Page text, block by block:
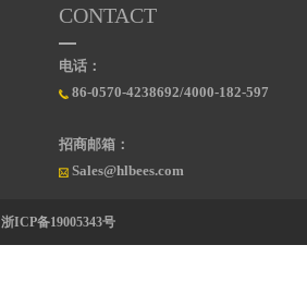
CONTACT
电话：
86-0570-4238692/4000-182-597
招商邮箱：
Sales@hlbees.com
浙ICP备19005343号